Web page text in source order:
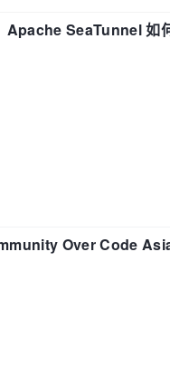
Apache SeaTunnel 如
Over Code Asia